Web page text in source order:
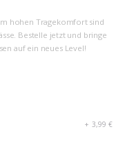
hohen Tragekomfort sind
Bestelle jetzt und bringe
auf ein neues Level!
+ 3,99 €